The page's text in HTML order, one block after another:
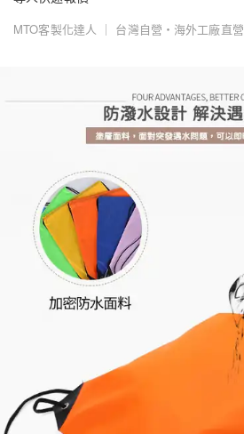
MTO客製化達人 ｜ 台灣自營・海外工廠直營